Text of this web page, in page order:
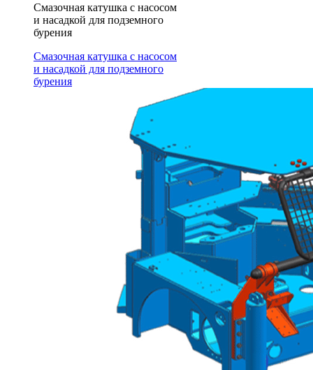
Смазочная катушка с насосом
и насадкой для подземного
бурения
Смазочная катушка с насосом
и насадкой для подземного
бурения